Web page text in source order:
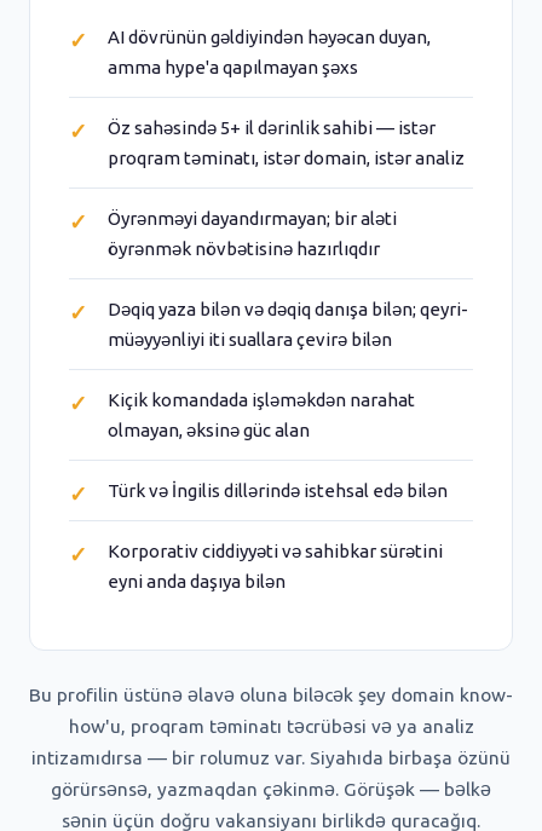
AI dövrünün gəldiyindən həyəcan duyan,
amma hype'a qapılmayan şəxs
Öz sahəsində 5+ il dərinlik sahibi — istər
proqram təminatı, istər domain, istər analiz
Öyrənməyi dayandırmayan; bir aləti
öyrənmək növbətisinə hazırlıqdır
Dəqiq yaza bilən və dəqiq danışa bilən; qeyri-
müəyyənliyi iti suallara çevirə bilən
Kiçik komandada işləməkdən narahat
olmayan, əksinə güc alan
Türk və İngilis dillərində istehsal edə bilən
Korporativ ciddiyyəti və sahibkar sürətini
eyni anda daşıya bilən
Bu profilin üstünə əlavə oluna biləcək şey domain know-
how'u, proqram təminatı təcrübəsi və ya analiz
intizamıdırsa — bir rolumuz var. Siyahıda birbaşa özünü
görürsənsə, yazmaqdan çəkinmə. Görüşək — bəlkə
sənin üçün doğru vakansiyanı birlikdə quracağıq.